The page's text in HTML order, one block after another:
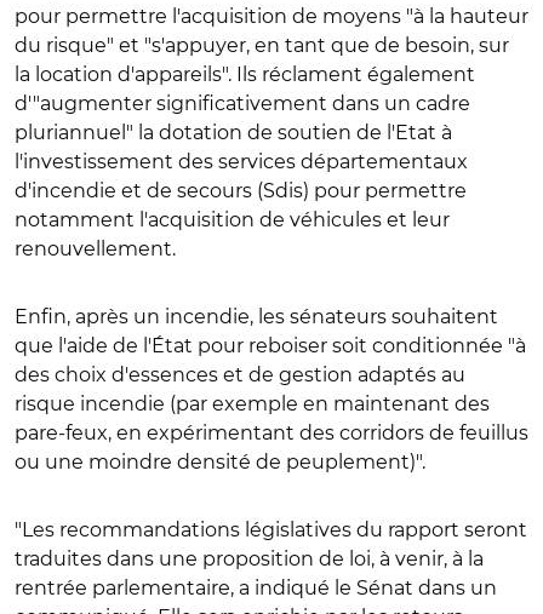
pour permettre l'acquisition de moyens "à la hauteur
du risque" et "s'appuyer, en tant que de besoin, sur
la location d'appareils". Ils réclament également
d'"augmenter significativement dans un cadre
pluriannuel" la dotation de soutien de l'Etat à
l'investissement des services départementaux
d'incendie et de secours (Sdis) pour permettre
notamment l'acquisition de véhicules et leur
renouvellement.
Enfin, après un incendie, les sénateurs souhaitent
que l'aide de l'État pour reboiser soit conditionnée "à
des choix d'essences et de gestion adaptés au
risque incendie (par exemple en maintenant des
pare-feux, en expérimentant des corridors de feuillus
ou une moindre densité de peuplement)".
"Les recommandations législatives du rapport seront
traduites dans une proposition de loi, à venir, à la
rentrée parlementaire, a indiqué le Sénat dans un